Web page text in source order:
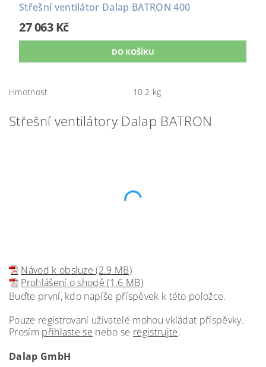
Střešní ventilátor Dalap BATRON 400
27 063 Kč
Hmotnost 10.2 kg
Střešní ventilátory Dalap BATRON
Návod k obsluze (2.9 MB)
Prohlášení o shodě (1.6 MB)
Buďte první, kdo napíše příspěvek k této položce.
Pouze registrovaní uživatelé mohou vkládat příspěvky.
Prosím přihlaste se nebo se registrujte.
Dalap GmbH